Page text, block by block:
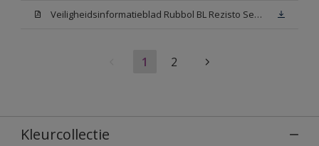
Veiligheidsinformatieblad Rubbol BL Rezisto Semi-Gloss N00 (MSDS)
1 2
Kleurcollectie